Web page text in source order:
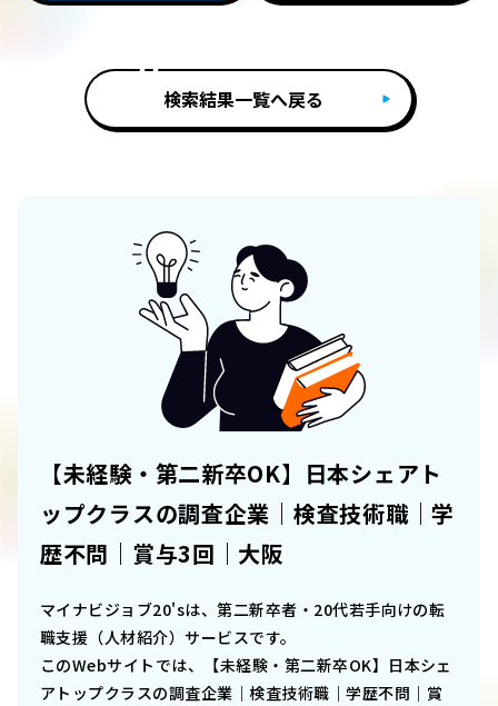
検索結果一覧へ戻る
【未経験・第二新卒OK】日本シェアト
ップクラスの調査企業｜検査技術職｜学
歴不問｜賞与3回｜大阪
マイナビジョブ20'sは、第二新卒者・20代若手向けの転
職支援（人材紹介）サービスです。
このWebサイトでは、
【未経験・第二新卒OK】日本シェ
アトップクラスの調査企業｜検査技術職｜学歴不問｜賞